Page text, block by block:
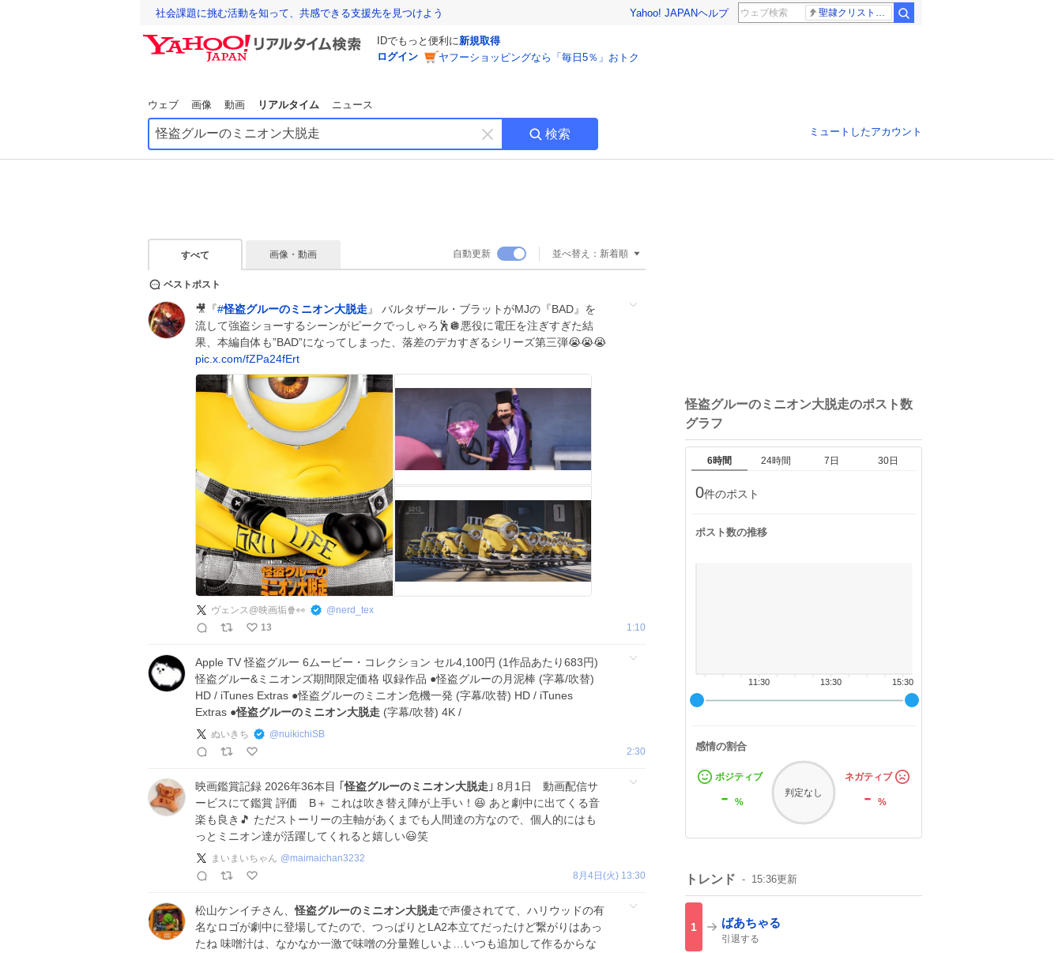
社会課題に挑む活動を知って、共感できる支援先を見つけよう Yahoo! JAPANヘルプ 聖隷クリストファー高校
IDでもっと便利に新規取得
ログイン
ヤフーショッピングなら「毎日5％」おトク
ウェブ 画像 動画 リアルタイム ニュース
キ
ー
す
検索 ミュートしたアカウント
すべて 画像・動画 自動更新 並べ替え： 新着順
ベストポスト
🎥『#怪盗グルーのミニオン大脱走』 バルタザール・ブラットがMJの『BAD』を
流して強盗ショーするシーンがピークでっしゃろ🕺🪩悪役に電圧を注ぎすぎた結
果、本編自体も”BAD”になってしまった、落差のデカすぎるシリーズ第三弾😭😭😭
pic.x.com/fZPa24fErt
ヴェンス@映画垢🍿👀 @nerd_tex
13
1:10
Apple TV 怪盗グルー 6ムービー・コレクション セル4,100円 (1作品あたり683円)
怪盗グルー&ミニオンズ期間限定価格 収録作品 ●怪盗グルーの月泥棒 (字幕/吹替)
HD / iTunes Extras ●怪盗グルーのミニオン危機一発 (字幕/吹替) HD / iTunes
Extras ●怪盗グルーのミニオン大脱走 (字幕/吹替) 4K /
ぬいきち @nuikichiSB
2:30
映画鑑賞記録 2026年36本目 ｢怪盗グルーのミニオン大脱走 ｣ 8月1日 動画配信サ
ービスにて鑑賞 評価 B＋ これは吹き替え陣が上手い！😆 あと劇中に出てくる音
楽も良き🎵 ただストーリーの主軸があくまでも人間達の方なので、個人的にはも
っとミニオン達が活躍してくれると嬉しい😃笑
まいまいちゃん @maimaichan3232
8月4日(火) 13:30
松山ケンイチさん、怪盗グルーのミニオン大脱走で声優されてて、ハリウッドの有
名なロゴが劇中に登場してたので、つっぱりとLA2本立てだったけど繋がりはあっ
たね 味噌汁は、なかなか一激で味噌の分量難しいよ…いつも追加して作るからな
怪盗グルーのミニオン大脱走のポスト数
グラフ
6時間 24時間 7日 30日
0件のポスト
ポスト数の推移
15:30
13:30
11:30
感情の割合
ポジティブ
- %
判定なし
ネガティブ
-%
トレンド 15:36更新
1 ばあちゃる
引退する